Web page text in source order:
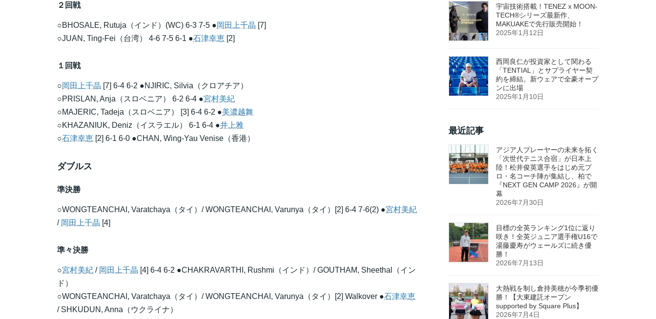
２回戦
○BHOSALE, Rutuja（インド）(WC) 6-3 7-5 ●岡田上千晶 [7]
○JUAN, Ting-Fei（台湾） 4-6 7-5 6-1 ●石津幸恵 [2]
１回戦
○岡田上千晶 [7] 6-4 6-2 ●NJIRIC, Silvia（クロアチア）
○PRISLAN, Anja（スロベニア） 6-2 6-4 ●宮村美紀
○MAJERIC, Tadeja（スロベニア） [3] 6-4 6-2 ●美濃越舞
○KHAZANIUK, Deniz（イスラエル） 6-1 6-4 ●井上雅
○石津幸恵 [2] 6-1 6-0 ●CHAN, Wing-Yau Venise（香港）
ダブルス
準決勝
○WONGTEANCHAI, Varatchaya（タイ）/ WONGTEANCHAI, Varunya（タイ）[2] 6-4 7-6(2) ●宮村美紀
/ 岡田上千晶 [4]
準々決勝
○宮村美紀 / 岡田上千晶 [4] 6-4 6-2 ●CHAKRAVARTHI, Rushmi（インド）/ GOUTHAM, Sheethal（イン
ド）
○WONGTEANCHAI, Varatchaya（タイ）/ WONGTEANCHAI, Varunya（タイ）[2] Walkover ●石津幸恵
/ SHKUDUN, Anna（ウクライナ）
宇宙技術搭載！TENEZ x MOON-
TECH®シリーズ最新作、
MAKUAKEで先行販売開始！
2025年1月12日
西岡良仁が投資家として関わる
「TENTIAL」とサプライヤー契
約を締結。新ウェアで全豪オープ
ンに出場
2025年1月10日
最近記事
アジア人プレーヤーの未来を拓く
「次世代テニス合宿」が日本上
陸！松井俊英選手をはじめ元プ
ロ・名コーチ陣が集結し、柏で
『NEXT GEN CAMP 2026』が開
幕
2026年7月30日
目標の全英ランキング1位に返り
咲き！全英ジュニア選手権U16で
湯藤慶寿がウェールズに続き優
勝！
2026年7月13日
大熱戦を制し倉持美穂が今季初優
勝！【大東建託オープン
supported by Square Plus】
2026年7月4日